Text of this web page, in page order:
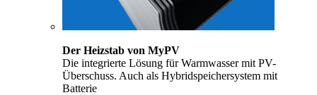
Der Heizstab von MyPV
Die integrierte Lösung für Warmwasser mit PV-
Überschuss. Auch als Hybridspeichersystem mit
Batterie